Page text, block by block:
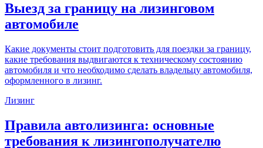
Выезд за границу на лизинговом
автомобиле
Какие документы стоит подготовить для поездки за границу,
какие требования выдвигаются к техническому состоянию
автомобиля и что необходимо сделать владельцу автомобиля,
оформленного в лизинг.
Лизинг
Правила автолизинга: основные
требования к лизингополучателю